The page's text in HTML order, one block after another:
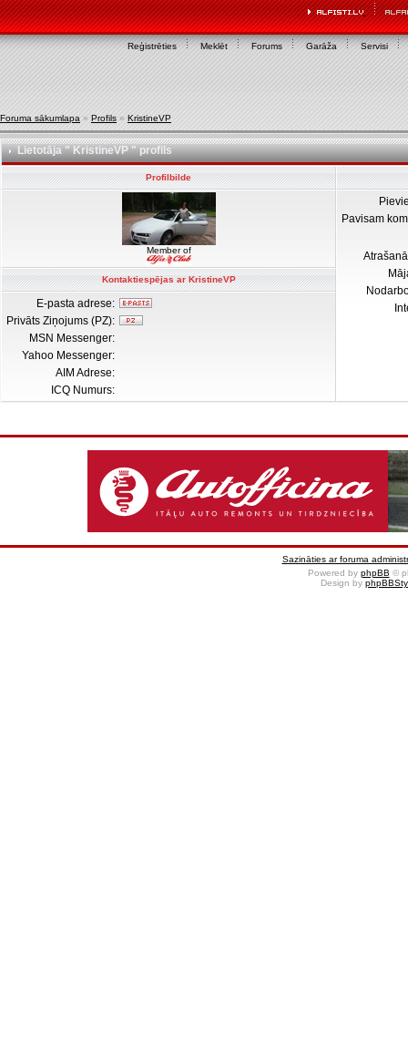
Reģistrēties Meklēt Forums Garāža Servisi
Foruma sākumlapa » Profils » KristineVP
Lietotāja " KristineVP " profils
Profilbilde
Member of
Pavisam
Kontaktiespējas ar KristineVP
E-pasta adrese:
Privāts Ziņojums (PZ):
MSN Messenger:
Yahoo Messenger:
AIM Adrese:
ICQ Numurs:
Sazināties ar foruma
Powered by phpBB ©
Design by